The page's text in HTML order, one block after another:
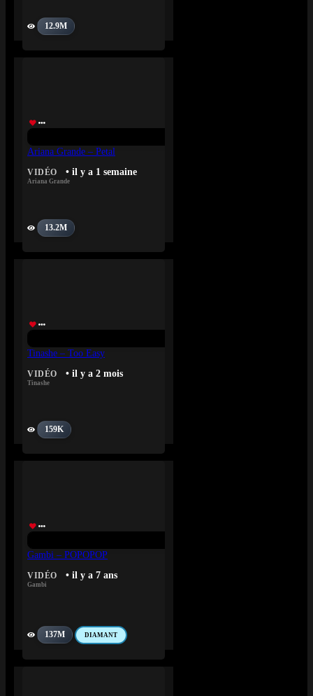
12.9M
Ariana Grande – Petal
VIDÉO • il y a 1 semaine
Ariana Grande
13.2M
Tinashe – Too Easy
VIDÉO • il y a 2 mois
Tinashe
159K
Gambi – POPOPOP
VIDÉO • il y a 7 ans
Gambi
137M DIAMANT